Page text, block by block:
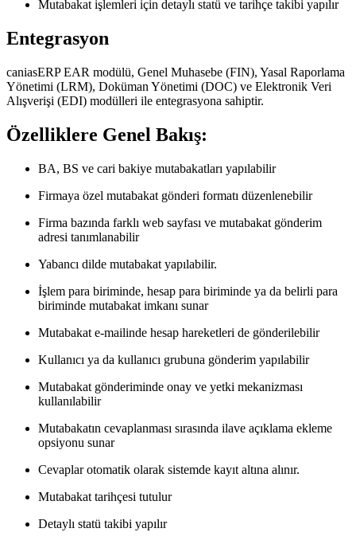
Mutabakat işlemleri için detaylı statü ve tarihçe takibi yapılır
Entegrasyon
caniasERP EAR modülü, Genel Muhasebe (FIN), Yasal Raporlama
Yönetimi (LRM), Doküman Yönetimi (DOC) ve Elektronik Veri
Alışverişi (EDI) modülleri ile entegrasyona sahiptir.
Özelliklere Genel Bakış:
BA, BS ve cari bakiye mutabakatları yapılabilir
Firmaya özel mutabakat gönderi formatı düzenlenebilir
Firma bazında farklı web sayfası ve mutabakat gönderim
adresi tanımlanabilir
Yabancı dilde mutabakat yapılabilir.
İşlem para biriminde, hesap para biriminde ya da belirli para
biriminde mutabakat imkanı sunar
Mutabakat e-mailinde hesap hareketleri de gönderilebilir
Kullanıcı ya da kullanıcı grubuna gönderim yapılabilir
Mutabakat gönderiminde onay ve yetki mekanizması
kullanılabilir
Mutabakatın cevaplanması sırasında ilave açıklama ekleme
opsiyonu sunar
Cevaplar otomatik olarak sistemde kayıt altına alınır.
Mutabakat tarihçesi tutulur
Detaylı statü takibi yapılır